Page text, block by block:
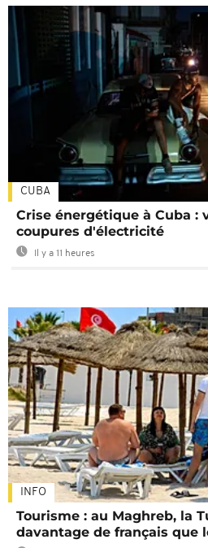
CUBA
Crise énergétique à Cuba :
coupures d'électricité
Il y a 11 heures
INFO
Tourisme : au Maghreb, la
davantage de français que